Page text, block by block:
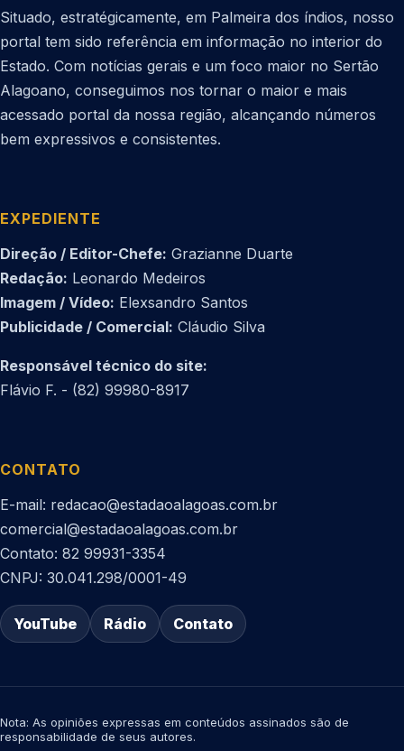
Situado, estratégicamente, em Palmeira dos índios, nosso
portal tem sido referência em informação no interior do
Estado. Com notícias gerais e um foco maior no Sertão
Alagoano, conseguimos nos tornar o maior e mais
acessado portal da nossa região, alcançando números
bem expressivos e consistentes.
EXPEDIENTE
Direção / Editor-Chefe: Grazianne Duarte
Redação: Leonardo Medeiros
Imagem / Vídeo: Elexsandro Santos
Publicidade / Comercial: Cláudio Silva
Responsável técnico do site:
Flávio F. - (82) 99980-8917
CONTATO
E-mail: redacao@estadaoalagoas.com.br
comercial@estadaoalagoas.com.br
Contato: 82 99931-3354
CNPJ: 30.041.298/0001-49
YouTube Rádio Contato
Nota: As opiniões expressas em conteúdos assinados são de
responsabilidade de seus autores.